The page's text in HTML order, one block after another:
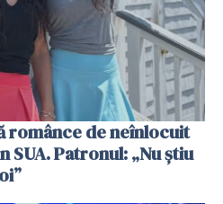
românce de neînlocuit
Patronul: „Nu știu